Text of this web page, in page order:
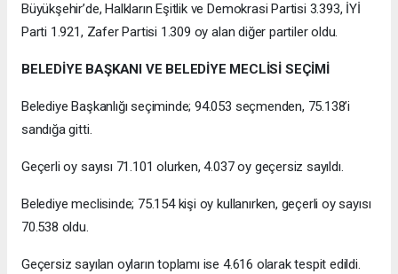
Büyükşehir’de, Halkların Eşitlik ve Demokrasi Partisi 3.393, İYİ
Parti 1.921, Zafer Partisi 1.309 oy alan diğer partiler oldu.
BELEDİYE BAŞKANI VE BELEDİYE MECLİSİ SEÇİMİ
Belediye Başkanlığı seçiminde; 94.053 seçmenden, 75.138’i
sandığa gitti.
Geçerli oy sayısı 71.101 olurken, 4.037 oy geçersiz sayıldı.
Belediye meclisinde; 75.154 kişi oy kullanırken, geçerli oy sayısı
70.538 oldu.
Geçersiz sayılan oyların toplamı ise 4.616 olarak tespit edildi.